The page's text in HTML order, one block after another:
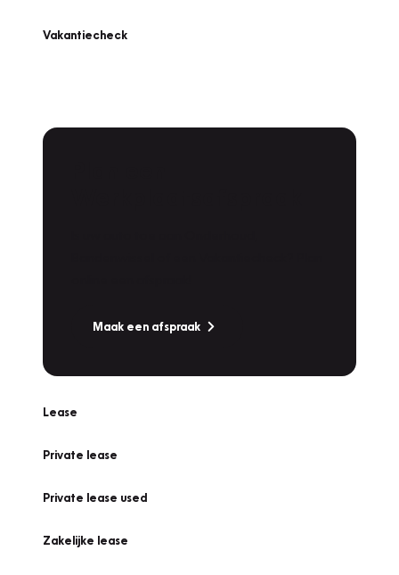
Vakantiecheck
Maak een afspraak
Lease
Private lease
Private lease used
Zakelijke lease